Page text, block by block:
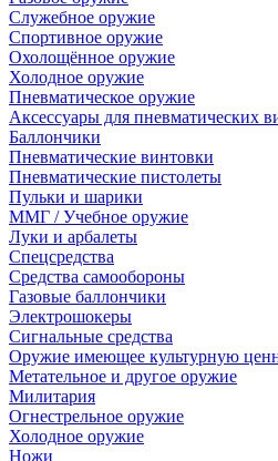
Служебное оружие
Спортивное оружие
Охолощённое оружие
Холодное оружие
Пневматическое оружие
Аксессуары для пневматических
Баллончики
Пневматические винтовки
Пневматические пистолеты
Пульки и шарики
ММГ / Учебное оружие
Луки и арбалеты
Спецсредства
Средства самообороны
Газовые баллончики
Электрошокеры
Сигнальные средства
Оружие имеющее культурную
Метательное и другое оружие
Милитария
Огнестрельное оружие
Холодное оружие
Ножи